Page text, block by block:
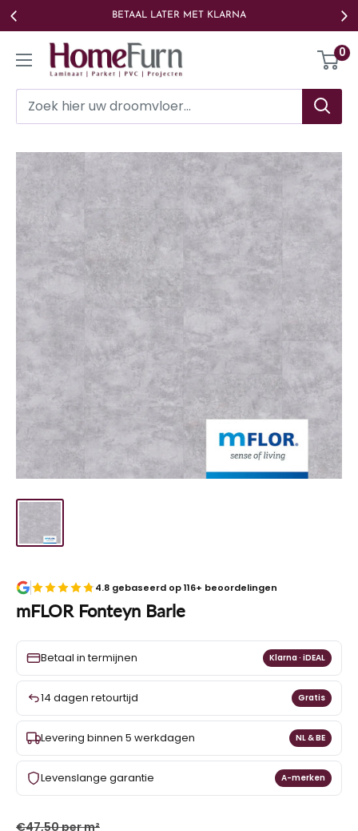
Ga
naar
BETAAL LATER MET KLARNA
Homefurn 0
4.8 gebaseerd op 116+ beoordelingen
mFLOR Fonteyn Barle
Betaal in termijnen Klarna · iDEAL
14 dagen retourtijd Gratis
Levering binnen 5 werkdagen NL & BE
Levenslange garantie A-merken
€47,50 per m²